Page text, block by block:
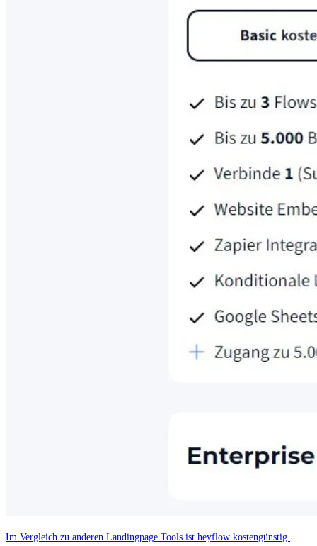
Im Vergleich zu anderen Landingpage Tools ist heyflow kostengünstig.